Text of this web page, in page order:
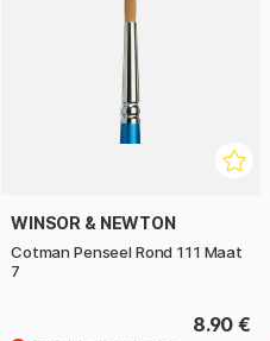
WINSOR & NEWTON
Cotman Penseel Rond 111 Maat
7
8.90 €